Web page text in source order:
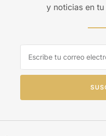
y noticias en